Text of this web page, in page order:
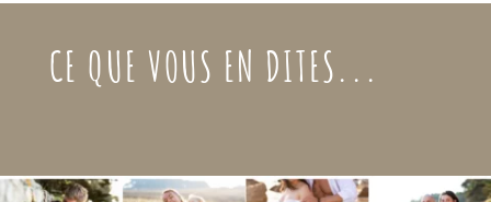
CE QUE VOUS EN DITES...